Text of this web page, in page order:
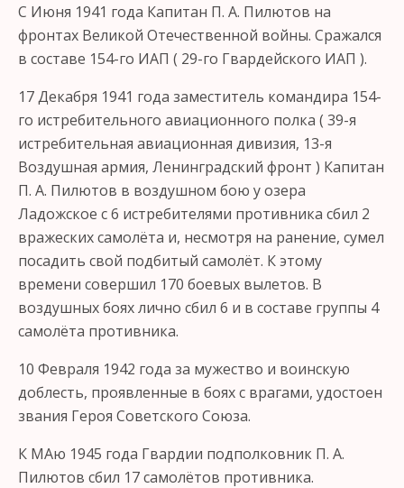
С Июня 1941 года Капитан П. А. Пилютов на
фронтах Великой Отечественной войны. Сражался
в составе 154-го ИАП ( 29-го Гвардейского ИАП ).
17 Декабря 1941 года заместитель командира 154-
го истребительного авиационного полка ( 39-я
истребительная авиационная дивизия, 13-я
Воздушная армия, Ленинградский фронт ) Капитан
П. А. Пилютов в воздушном бою у озера
Ладожское с 6 истребителями противника сбил 2
вражеских самолёта и, несмотря на ранение, сумел
посадить свой подбитый самолёт. К этому
времени совершил 170 боевых вылетов. В
воздушных боях лично сбил 6 и в составе группы 4
самолёта противника.
10 Февраля 1942 года за мужество и воинскую
доблесть, проявленные в боях с врагами, удостоен
звания Героя Советского Союза.
К МАю 1945 года Гвардии подполковник П. А.
Пилютов сбил 17 самолётов противника.